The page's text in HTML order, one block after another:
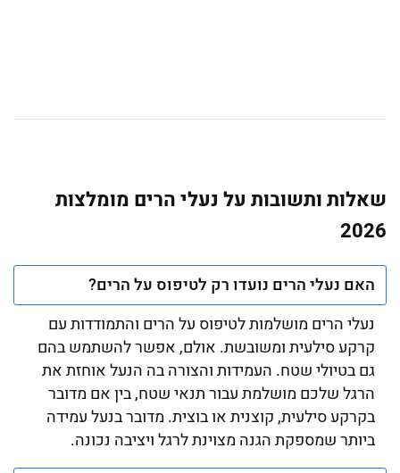
שאלות ותשובות על נעלי הרים מומלצות
2026
האם נעלי הרים נועדו רק לטיפוס על הרים?
נעלי הרים מושלמות לטיפוס על הרים והתמודדות עם
קרקע סילעית ומשובשת. אולם, אפשר להשתמש בהם
גם בטיולי שטח. העמידות והצורה בה הנעל אוחזת את
הרגל שלכם מושלמת עבור תנאי שטח, בין אם מדובר
בקרקע סילעית, קוצנית או בוצית. מדובר בנעל עמידה
ביותר שמספקת הגנה מצוינת לרגל ויציבה נכונה.